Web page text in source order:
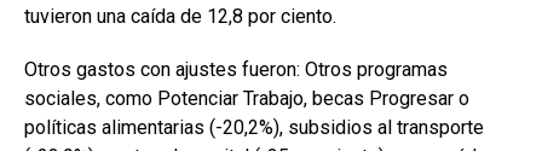
tuvieron una caída de 12,8 por ciento.
Otros gastos con ajustes fueron: Otros programas
sociales, como Potenciar Trabajo, becas Progresar o
políticas alimentarias (-20,2%), subsidios al transporte